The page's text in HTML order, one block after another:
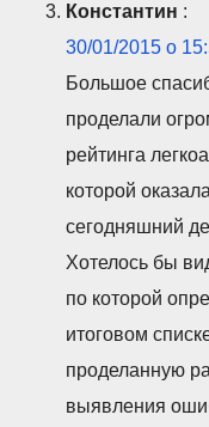
Константин :
30/01/2015 о
Большое
проделали
рейтинга
которой
сегодняшний
Хотелось бы
по которой
итоговом
проделанную
выявления